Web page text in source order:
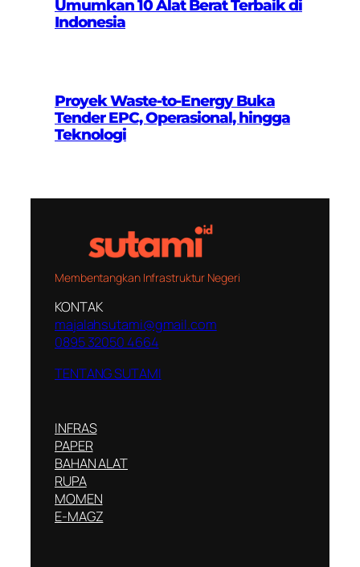
Umumkan 10 Alat Berat Terbaik di
Indonesia
Proyek Waste-to-Energy Buka
Tender EPC, Operasional, hingga
Teknologi
Membentangkan Infrastruktur Negeri
KONTAK
majalahsutami@gmail.com
0895 32050 4664
TENTANG SUTAMI
INFRAS
PAPER
BAHAN ALAT
RUPA
MOMEN
E-MAGZ